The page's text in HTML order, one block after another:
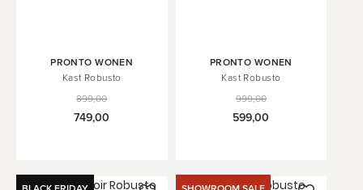
PRONTO WONEN
Kast Robusto
899,00
749,00
PRONTO WONEN
Kast Robusto
999,00
599,00